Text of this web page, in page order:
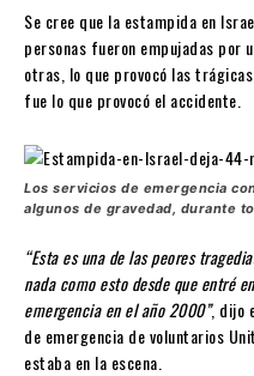
Se cree que la estampida en
personas fueron empujadas por
otras, lo que provocó las
fue lo que provocó el accidente.
Los servicios de emergencia
algunos de gravedad, durante
“Esta es una de las peores
nada como esto desde que entré
emergencia en el año 2000”, dijo
de emergencia de voluntarios
estaba en la escena.